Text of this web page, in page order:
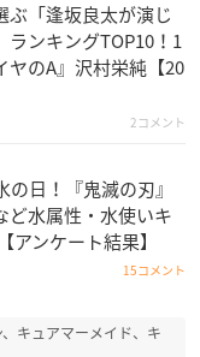
ぶ「逢坂良太が演じ
ランキングTOP10！1
ヤのA』沢村栄純【20
2コメント
の日！『鬼滅の刃』
ど水属性・水使いキ
アンケート結果】
15コメント
キュアマーメイド、キ